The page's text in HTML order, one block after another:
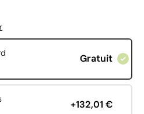
Gratuit
+132,01 €